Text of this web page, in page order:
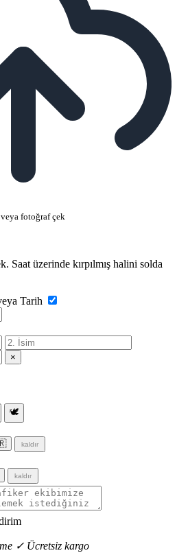
fotoğraf çek
Saat üzerinde kırpılmış halini solda
Tarih
×
🕊️
kaldır
kaldır
✓ Ücretsiz kargo